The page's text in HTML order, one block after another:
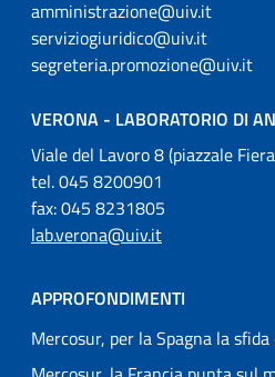
amministrazione@uiv.it
serviziogiuridico@uiv.it
segreteria.promozione@uiv.it
VERONA - LABORATORIO DI
Viale del Lavoro 8 (piazzale
tel. 045 8200901
fax: 045 8231805
lab.verona@uiv.it
APPROFONDIMENTI
Mercosur, per la Spagna la sfida